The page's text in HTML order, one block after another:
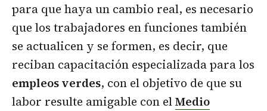
para que haya un cambio real, es necesario
que los trabajadores en funciones también
se actualicen y se formen, es decir, que
reciban capacitación especializada para los
empleos verdes, con el objetivo de que su
labor resulte amigable con elMedio